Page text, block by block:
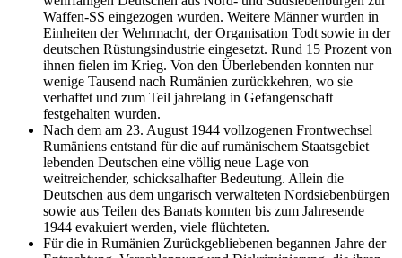
Waffen-SS eingezogen wurden. Weitere Männer wurden in
Einheiten der Wehrmacht, der Organisation Todt sowie in der
deutschen Rüstungsindustrie eingesetzt. Rund 15 Prozent von
ihnen fielen im Krieg. Von den Überlebenden konnten nur
wenige Tausend nach Rumänien zurückkehren, wo sie
verhaftet und zum Teil jahrelang in Gefangenschaft
festgehalten wurden.
Nach dem am 23. August 1944 vollzogenen Frontwechsel
Rumäniens entstand für die auf rumänischem Staatsgebiet
lebenden Deutschen eine völlig neue Lage von
weitreichender, schicksalhafter Bedeutung. Allein die
Deutschen aus dem ungarisch verwalteten Nordsiebenbürgen
sowie aus Teilen des Banats konnten bis zum Jahresende
1944 evakuiert werden, viele flüchteten.
Für die in Rumänien Zurückgebliebenen begannen Jahre der